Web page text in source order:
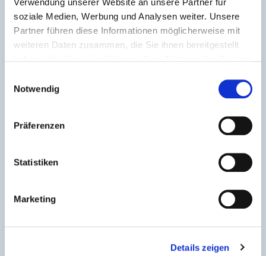
soziale Medien, Werbung und Analysen weiter. Unsere
Partner führen diese Informationen möglicherweise mit
weiteren Daten zusammen, die Sie ihnen bereitgestellt
Notwendig
Präferenzen
Statistiken
Marketing
Details zeigen
Veranstalter
Freizeitunternehmen e.V.